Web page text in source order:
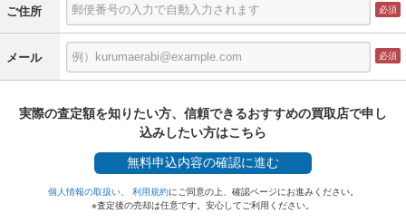
ご住所
メール
実際の査定額を知りたい方、信頼できるおすすめの買取店で申し
込みしたい方はこちら
無料申込内容の確認に進む
個人情報の取扱い、 利用規約にご同意の上、確認ページにお進みください。
※査定後の売却は任意です。安心してご利用ください。